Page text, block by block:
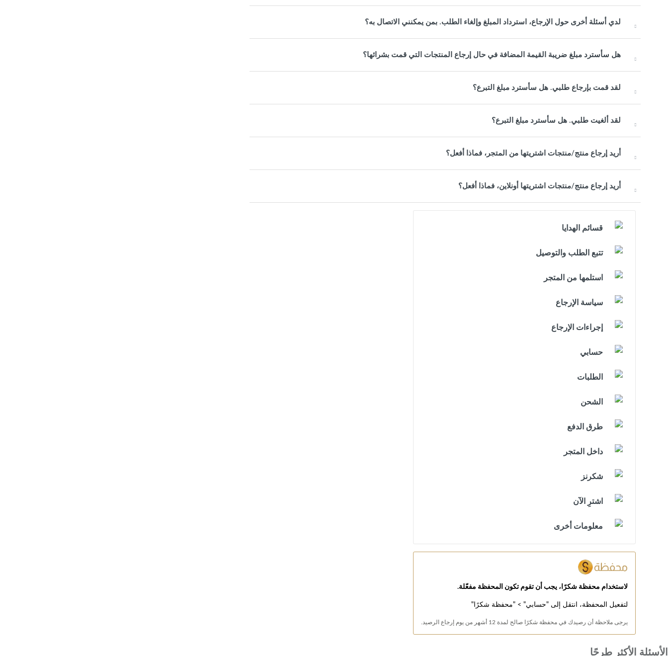
لدي أسئلة أخرى حول الإرجاع، استرداد المبلغ وإلغاء الطلب. بمن يمكنني الاتصال به؟
هل سأسترد مبلغ ضريبة القيمة المضافة في حال إرجاع المنتجات التي قمت بشرائها؟
لقد قمت بإرجاع طلبي. هل سأسترد مبلغ التبرع؟
لقد ألغيت طلبي. هل سأسترد مبلغ التبرع؟
أريد إرجاع منتج/منتجات اشتريتها من المتجر، فماذا أفعل؟
أريد إرجاع منتج/منتجات اشتريتها أونلاين، فماذا أفعل؟
قسائم الهدايا
تتبع الطلب والتوصيل
استلمها من المتجر
سياسة الإرجاع
إجراءات الإرجاع
حسابي
الطلبات
الشحن
طرق الدفع
داخل المتجر
شكرنز
اشترِ الآن
معلومات أخرى
لاستخدام محفظة شكرًا، يجب أن تقوم تكون المحفظة مفعّلة.
لتفعيل المحفظة، انتقل إلى "حسابي" > "محفظة شكرًا"
يرجى ملاحظة أن رصيدك في محفظة شكرًا صالح لمدة 12 أشهر من يوم إرجاع الرصيد.
الأسئلة الأكثر طرحًا